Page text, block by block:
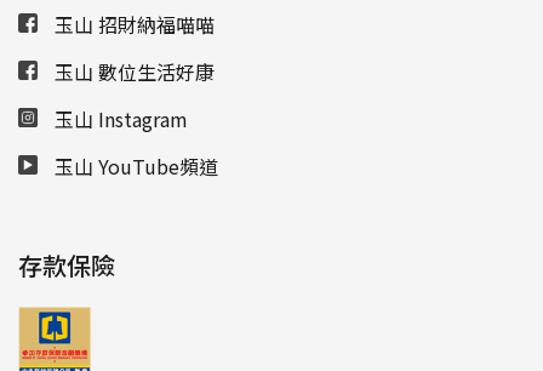
玉山 招財納福喵喵
玉山 數位生活好康
玉山 Instagram
玉山 YouTube頻道
存款保險